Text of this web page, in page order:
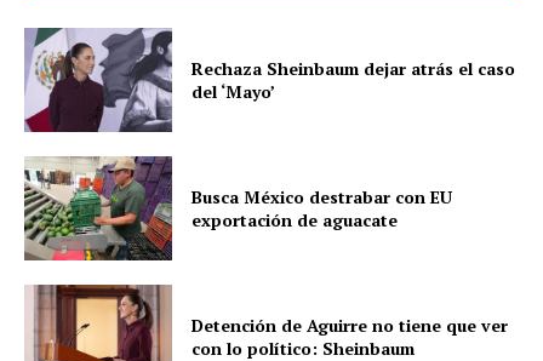
Rechaza Sheinbaum dejar atrás el caso
del ‘Mayo’
Busca México destrabar con EU
exportación de aguacate
Detención de Aguirre no tiene que ver
con lo político: Sheinbaum